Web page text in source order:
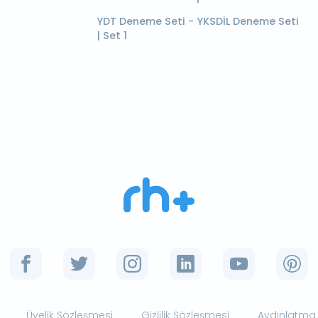
YDT Deneme Seti - YKSDİL Deneme Seti
| Set 1
Üyelik Sözleşmesi Gizlilik Sözleşmesi